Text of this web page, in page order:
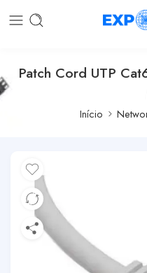
Patch Cord UTP
Início